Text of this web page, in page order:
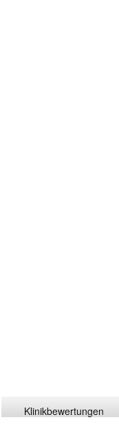
Klinikbewertungen